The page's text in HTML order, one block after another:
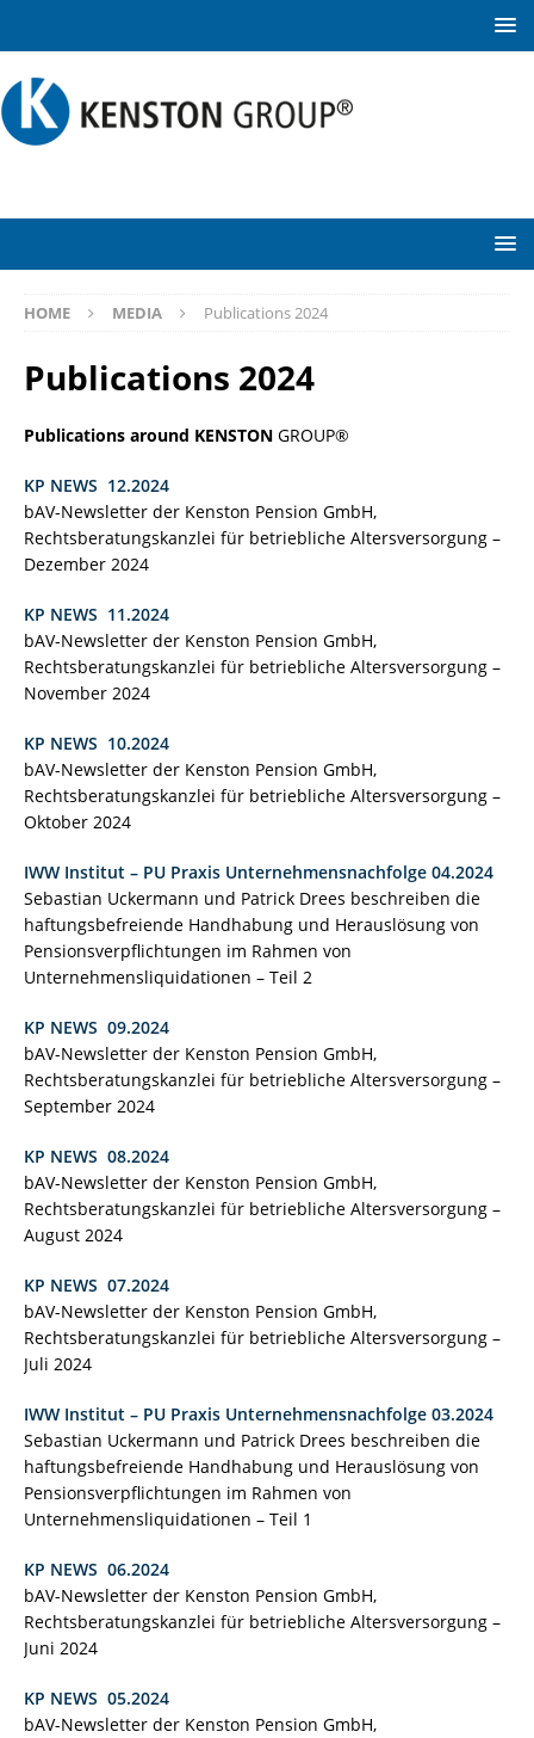
HOME MEDIA Publications 2024
Publications 2024
Publications around KENSTON GROUP®
KP NEWS 12.2024
bAV-Newsletter der Kenston Pension GmbH,
Rechtsberatungskanzlei für betriebliche Altersversorgung –
Dezember 2024
KP NEWS 11.2024
bAV-Newsletter der Kenston Pension GmbH,
Rechtsberatungskanzlei für betriebliche Altersversorgung –
November 2024
KP NEWS 10.2024
bAV-Newsletter der Kenston Pension GmbH,
Rechtsberatungskanzlei für betriebliche Altersversorgung –
Oktober 2024
IWW Institut – PU Praxis Unternehmensnachfolge 04.2024
Sebastian Uckermann und Patrick Drees beschreiben die
haftungsbefreiende Handhabung und Herauslösung von
Pensionsverpflichtungen im Rahmen von
Unternehmensliquidationen – Teil 2
KP NEWS 09.2024
bAV-Newsletter der Kenston Pension GmbH,
Rechtsberatungskanzlei für betriebliche Altersversorgung –
September 2024
KP NEWS 08.2024
bAV-Newsletter der Kenston Pension GmbH,
Rechtsberatungskanzlei für betriebliche Altersversorgung –
August 2024
KP NEWS 07.2024
bAV-Newsletter der Kenston Pension GmbH,
Rechtsberatungskanzlei für betriebliche Altersversorgung –
Juli 2024
IWW Institut – PU Praxis Unternehmensnachfolge 03.2024
Sebastian Uckermann und Patrick Drees beschreiben die
haftungsbefreiende Handhabung und Herauslösung von
Pensionsverpflichtungen im Rahmen von
Unternehmensliquidationen – Teil 1
KP NEWS 06.2024
bAV-Newsletter der Kenston Pension GmbH,
Rechtsberatungskanzlei für betriebliche Altersversorgung –
Juni 2024
KP NEWS 05.2024
bAV-Newsletter der Kenston Pension GmbH,